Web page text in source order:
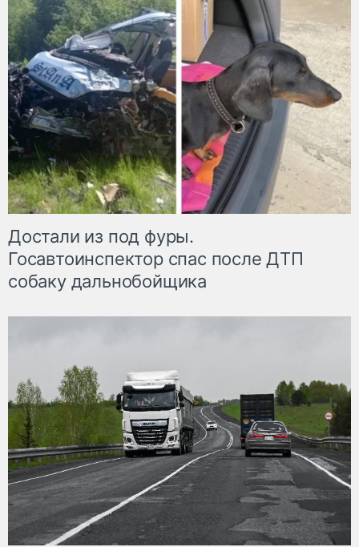
Достали из под фуры.
Госавтоинспектор спас после ДТП
собаку дальнобойщика